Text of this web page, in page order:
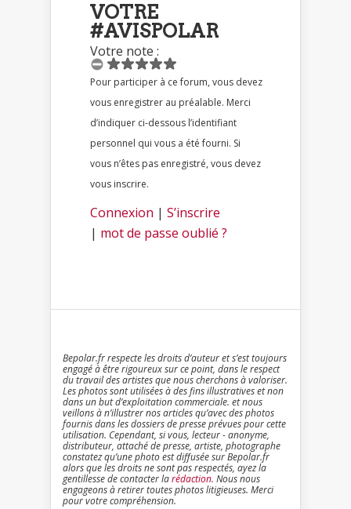
VOTRE
#AVISPOLAR
Votre note :
Pour participer à ce forum, vous devez
vous enregistrer au préalable. Merci
d’indiquer ci-dessous l’identifiant
personnel qui vous a été fourni. Si
vous n’êtes pas enregistré, vous devez
vous inscrire.
Connexion | S’inscrire
| mot de passe oublié ?
Bepolar.fr respecte les droits d’auteur et s’est toujours
engagé à être rigoureux sur ce point, dans le respect
du travail des artistes que nous cherchons à valoriser.
Les photos sont utilisées à des fins illustratives et non
dans un but d’exploitation commerciale. et nous
veillons à n’illustrer nos articles qu’avec des photos
fournis dans les dossiers de presse prévues pour cette
utilisation. Cependant, si vous, lecteur - anonyme,
distributeur, attaché de presse, artiste, photographe
constatez qu’une photo est diffusée sur Bepolar.fr
alors que les droits ne sont pas respectés, ayez la
gentillesse de contacter larédaction. Nous nous
engageons à retirer toutes photos litigieuses. Merci
pour votre compréhension.